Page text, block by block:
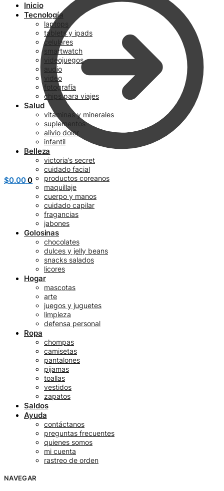
$0.00 0
Inicio
Tecnología
laptops
tablets y ipads
celulares
smartwatch
videojuegos
audio
video
fotografía
chips para viajes
Salud
vitaminas y minerales
suplementos
alivio dolor
infantil
Belleza
victoria’s secret
cuidado facial
productos coreanos
maquillaje
cuerpo y manos
cuidado capilar
fragancias
jabones
Golosinas
chocolates
dulces y jelly beans
snacks salados
licores
Hogar
mascotas
arte
juegos y juguetes
limpieza
defensa personal
Ropa
chompas
camisetas
pantalones
pijamas
toallas
vestidos
zapatos
Saldos
Ayuda
contáctanos
preguntas frecuentes
quienes somos
mi cuenta
rastreo de orden
NAVEGAR